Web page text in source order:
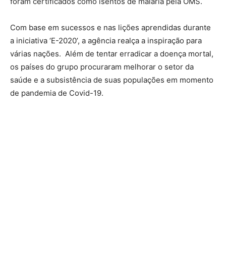
Com base em sucessos e nas lições aprendidas durante
a iniciativa ‘E-2020’, a agência realça a inspiração para
várias nações. Além de tentar erradicar a doença mortal,
os países do grupo procuraram melhorar o setor da
saúde e a subsistência de suas populações em momento
de pandemia de Covid-19.